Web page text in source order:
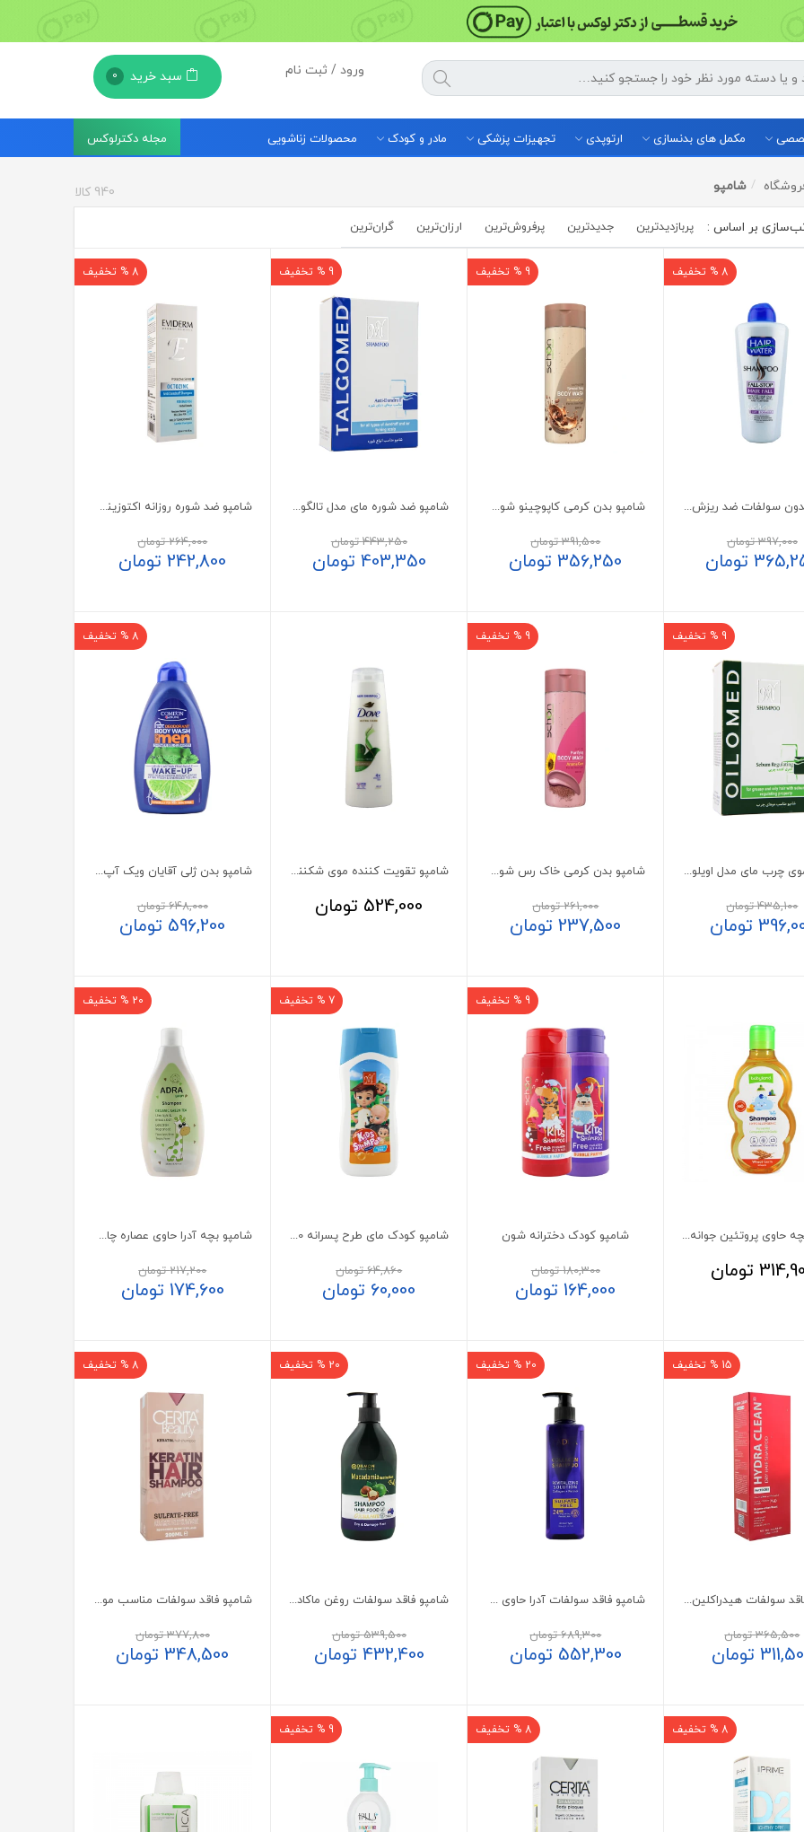
ورود / ثبت نام سبد خرید 0
مکمل های بدنسازی ارتوپدی تجهیزات پزشکی مادر و کودک محصولات زناشویی مجله دکترلوکس
شامپو 940 کالا
پربازدیدترین جدیدترین پرفروش‌ترین‌ ارزان‌ترین گران‌ترین
8 % تخفیف
شامپو بدون سولفات ضد ریزش مو کامان مدل فال استاپ
397,000تومان
تومان
9 % تخفیف
شامپو بدن کرمی کاپوچینو شون 300 میلی لیتر
391,500تومان
356,250تومان
9 % تخفیف
شامپو ضد شوره مای مدل تالگومد
443,250تومان
403,350 تومان
8 % تخفیف
شامپو ضد شوره روزانه اکتوزینک اویدرم
264,000تومان
242,800تومان
9 % تخفیف
شامپو موی چرب مای مدل اویلومد
435,100تومان
تومان
9 % تخفیف
شامپو بدن کرمی خاک رس شون 300 میلی لیتر
261,000تومان
237,500تومان
شامپو تقویت کننده موی شکننده داو 400 میلی لیتر
524,000 تومان
8 % تخفیف
شامپو بدن ژلی آقایان ویک آپ کامان
648,000تومان
596,200 تومان
شامپو بچه حاوی پروتئین جوانه گندم بی بی لند
تومان
9 % تخفیف
شامپو کودک دخترانه شون
180,300تومان
164,000 تومان
7 % تخفیف
شامپو کودک مای طرح پسرانه 200 میلی لیتر
64,860تومان
60,000 تومان
20 % تخفیف
شامپو بچه آدرا حاوی عصاره چای سبز
217,200تومان
174,600 تومان
15 % تخفیف
شامپو فاقد سولفات هیدراکلین فیس دوکس مناسب موی خشک
365,500تومان
تومان
20 % تخفیف
شامپو فاقد سولفات آدرا حاوی کلاژن و رتینول
689,300تومان
552,300 تومان
20 % تخفیف
شامپو فاقد سولفات روغن ماکادمیا دیلمون موی خشک و آسیب دیده
539,500تومان
432,400 تومان
8 % تخفیف
شامپو فاقد سولفات مناسب موی کراتینه سریتا
377,800تومان
348,500تومان
8 % تخفیف 8 % تخفیف 9 % تخفیف